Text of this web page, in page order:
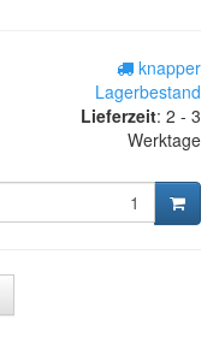
knapper
Lagerbestand
Lieferzeit: 2 - 3
Werktage